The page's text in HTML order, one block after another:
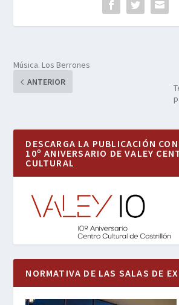
Música. Los Berrones
ANTERIOR
DESCARGA LA PUBLICACIÓN
10º ANIVERSARIO DE VALEY
CULTURAL
NORMATIVA DE LAS SALAS DE